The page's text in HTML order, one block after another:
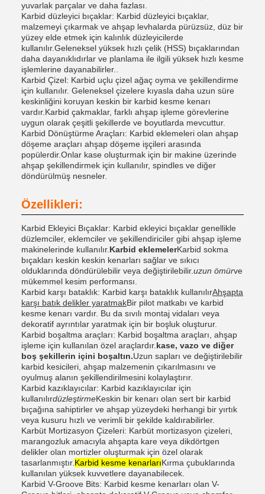
yuvarlak parçalar ve daha fazlası.
Karbid düzleyici bıçaklar: Karbid düzleyici bıçaklar,
malzemeyi çıkarmak ve ahşap levhalarda pürüzsüz, düz bir
yüzey elde etmek için kalınlık düzleyicilerde
kullanılır.Geleneksel yüksek hızlı çelik (HSS) bıçaklarından
daha dayanıklıdırlar ve planlama ile ilgili yüksek hızlı kesme
işlemlerine dayanabilirler..
Karbid Çizel: Karbid uçlu çizel ağaç oyma ve şekillendirme
için kullanılır. Geleneksel çizelere kıyasla daha uzun süre
keskinliğini koruyan keskin bir karbid kesme kenarı
vardır.Karbid çakmaklar, farklı ahşap işleme görevlerine
uygun olarak çeşitli şekillerde ve boyutlarda mevcuttur.
Karbid Dönüştürme Araçları: Karbid eklemeleri olan ahşap
döşeme araçları ahşap döşeme işçileri arasında
popülerdir.Onlar kase oluşturmak için bir makine üzerinde
ahşap şekillendirmek için kullanılır, spindles ve diğer
döndürülmüş nesneler.
Özellikleri:
Karbid Ekleyici Bıçaklar: Karbid ekleyici bıçaklar genellikle
düzlemciler, eklemciler ve şekillendiriciler gibi ahşap işleme
makinelerinde kullanılır. Karbid eklemelerKarbid sokma
bıçakları keskin keskin kenarları sağlar ve sıkıcı
olduklarında döndürülebilir veya değiştirilebilir.uzun ömürve
mükemmel kesim performansı.
Karbid karşı bataklık: Karbid karşı bataklık kullanılırAhşapta
karşı batık delikler yaratmakBir pilot matkabı ve karbid
kesme kenarı vardır. Bu da sıvılı montaj vidaları veya
dekoratif ayrıntılar yaratmak için bir boşluk oluşturur.
Karbid boşaltma araçları: Karbid boşaltma araçları, ahşap
işleme için kullanılan özel araçlardır. kase, vazo ve diğer
boş şekillerin içini boşaltın.Uzun sapları ve değiştirilebilir
karbid kesicileri, ahşap malzemenin çıkarılmasını ve
oyulmuş alanın şekillendirilmesini kolaylaştırır.
Karbid kazıklayıcılar: Karbid kazıklayıcılar için
kullanılırdüzleştirmeKeskin bir kenarı olan sert bir karbid
bıçağına sahiptirler ve ahşap yüzeydeki herhangi bir yırtık
veya kusuru hızlı ve verimli bir şekilde kaldırabilirler.
Karbüt Mortizasyon Çizeleri: Karbüt mortizasyon çizeleri,
marangozluk amacıyla ahşapta kare veya dikdörtgen
delikler olan mortizler oluşturmak için özel olarak
tasarlanmıştır. Karbid kesme kenarlarıKırma çubuklarında
kullanılan yüksek kuvvetlere dayanabilecek.
Karbid V-Groove Bits: Karbid kesme kenarları olan V-